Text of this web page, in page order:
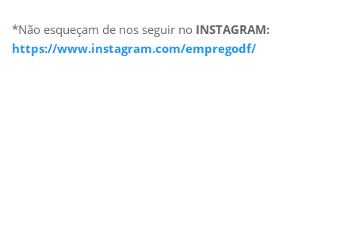
*Não esqueçam de nos seguir no INSTAGRAM:
https://www.instagram.com/empregodf/